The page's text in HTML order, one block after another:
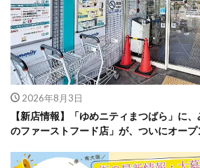
2026年8月3日
【新店情報】「ゆめニティまつばら」に
のファーストフード店」が、ついにオー